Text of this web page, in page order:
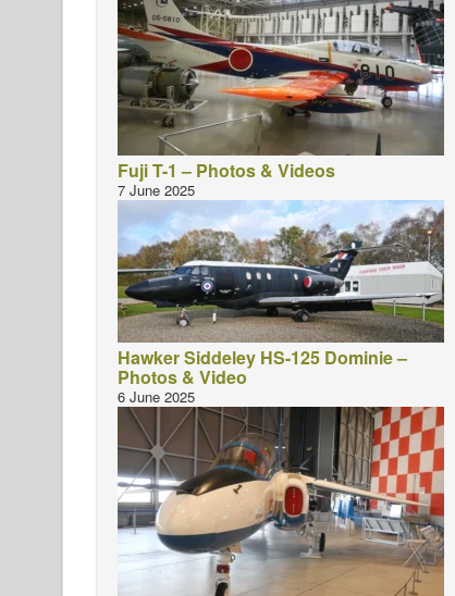
Fuji T-1 – Photos & Videos
7 June 2025
Hawker Siddeley HS-125 Dominie –
Photos & Video
6 June 2025